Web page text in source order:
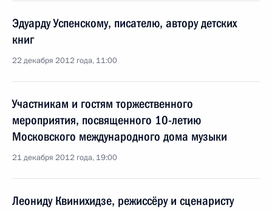
Эдуарду Успенскому, писателю, автору детских
книг
22 декабря 2012 года, 11:00
Участникам и гостям торжественного
мероприятия, посвященного 10-летию
Московского международного дома музыки
21 декабря 2012 года, 19:00
Леониду Квинихидзе, режиссёру и сценаристу